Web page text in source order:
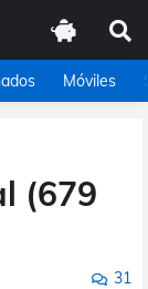
Móviles
(679
31